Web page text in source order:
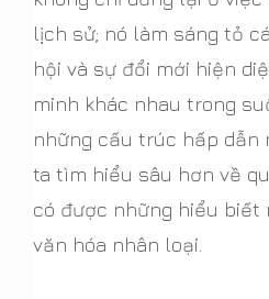
lịch sử; nó làm sáng tỏ
hội và sự đổi mới hiện
minh khác nhau trong
những cấu trúc hấp dẫn
ta tìm hiểu sâu hơn về
có được những hiểu biết
văn hóa nhân loại.